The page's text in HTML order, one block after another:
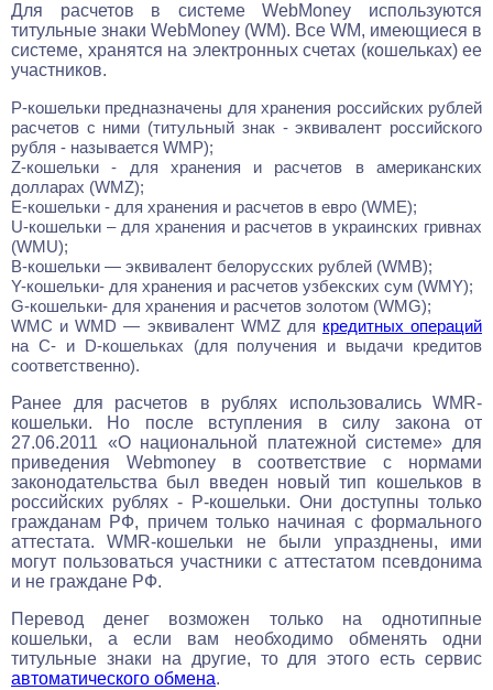
Для расчетов в системе WebMoney используются
титульные знаки WebMoney (WM). Все WM, имеющиеся в
системе, хранятся на электронных счетах (кошельках) ее
участников.
Р-кошельки предназначены для хранения российских рублей
расчетов с ними (титульный знак - эквивалент российского
рубля - называется WMP);
Z-кошельки - для хранения и расчетов в американских
долларах (WMZ);
E-кошельки - для хранения и расчетов в евро (WME);
U-кошельки – для хранения и расчетов в украинских гривнах
(WMU);
B-кошельки — эквивалент белорусских рублей (WMB);
Y-кошельки- для хранения и расчетов узбекских сум (WMY);
G-кошельки- для хранения и расчетов золотом (WMG);
WMC и WMD — эквивалент WMZ для кредитных операций
на С- и D-кошельках (для получения и выдачи кредитов
соответственно).
Ранее для расчетов в рублях использовались WMR-
кошельки. Но после вступления в силу закона от
27.06.2011 «О национальной платежной системе» для
приведения Webmoney в соответствие с нормами
законодательства был введен новый тип кошельков в
российских рублях - Р-кошельки. Они доступны только
гражданам РФ, причем только начиная с формального
аттестата. WMR-кошельки не были упразднены, ими
могут пользоваться участники с аттестатом псевдонима
и не граждане РФ.
Перевод денег возможен только на однотипные
кошельки, а если вам необходимо обменять одни
титульные знаки на другие, то для этого есть сервис
автоматического обмена.